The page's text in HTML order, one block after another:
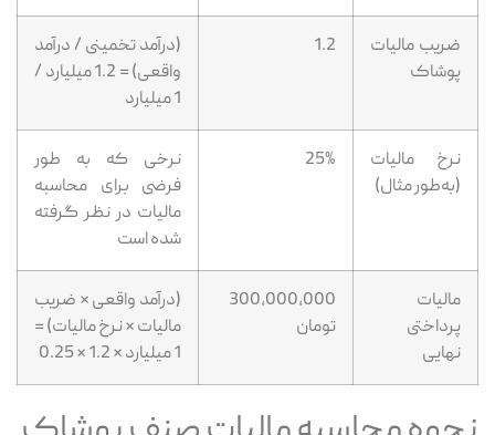
ضریب مالیات
پوشاک
1.2
(درآمد تخمینی / درآمد
واقعی) = 1.2 میلیارد /
1 میلیارد
نرخ مالیات
(به‌طور مثال)
25%
نرخی که به طور
فرضی برای محاسبه
مالیات در نظر گرفته
شده است
مالیات
پرداختی
نهایی
300,000,000
تومان
(درآمد واقعی × ضریب
مالیات × نرخ مالیات) =
1 میلیارد × 1.2 × 0.25